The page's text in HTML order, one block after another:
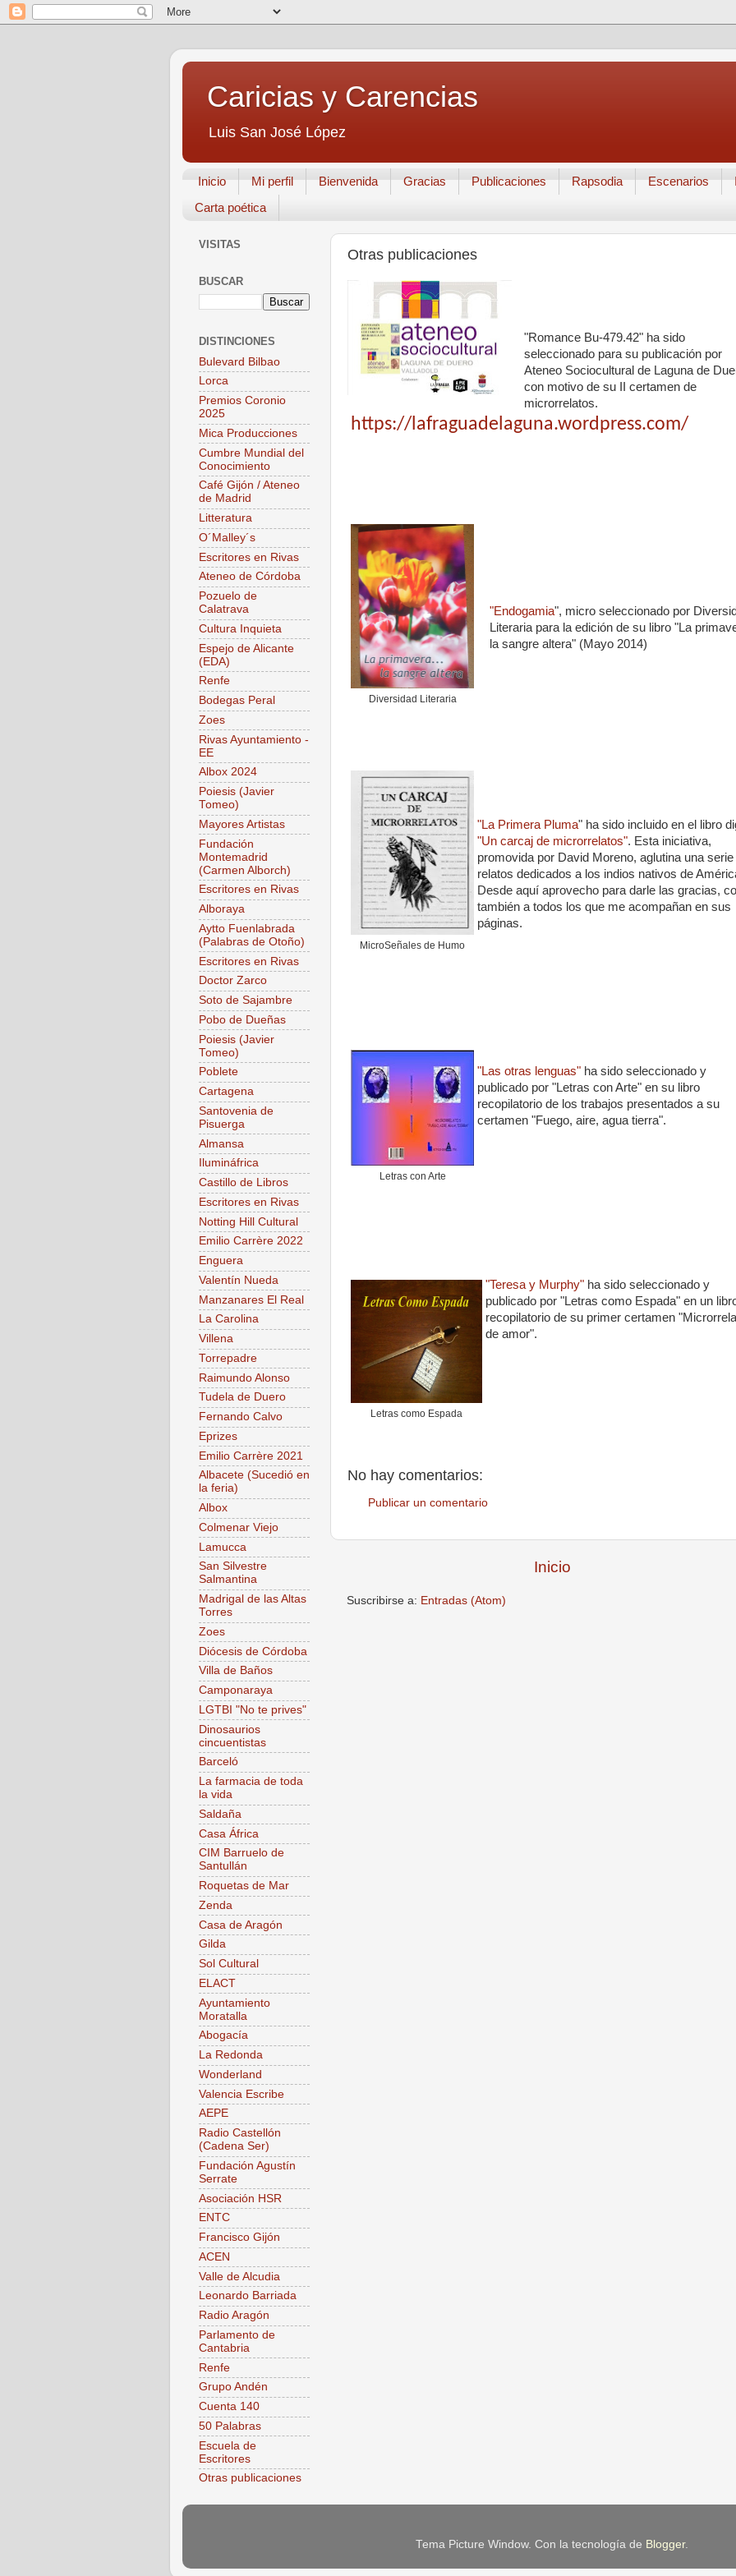
Caricias y Carencias
Luis San José López
Inicio Mi perfil Bienvenida Gracias Publicaciones Rapsodia Escenarios
Carta poética
Otras publicaciones
"Romance Bu-479.42" ha sido
seleccionado para su publicación por
Ateneo Sociocultural de Laguna de
con motivo de su II certamen de
microrrelatos.
https://lafraguadelaguna.wordpress.com/
Diversidad Literaria
"Endogamia", micro seleccionado por
Literaria para la edición de su libro "La
la sangre altera" (Mayo 2014)
MicroSeñales de Humo
"La Primera Pluma" ha sido incluido en el libro
"Un carcaj de microrrelatos". Esta iniciativa,
promovida por David Moreno, aglutina una serie
relatos dedicados a los indios nativos de
Desde aquí aprovecho para darle las gracias,
también a todos los que me acompañan en sus
páginas.
Letras con Arte
"Las otras lenguas" ha sido seleccionado y
publicado por "Letras con Arte" en su libro
recopilatorio de los trabajos presentados a su
certamen "Fuego, aire, agua tierra".
Letras como Espada
"Teresa y Murphy" ha sido seleccionado y
publicado por "Letras como Espada" en un
recopilatorio de su primer certamen
de amor".
No hay comentarios:
Publicar un comentario
Inicio
Suscribirse a: Entradas (Atom)
VISITAS
BUSCAR
DISTINCIONES
Bulevard Bilbao
Lorca
Premios Coronio
2025
Mica Producciones
Cumbre Mundial del
Conocimiento
Café Gijón / Ateneo
de Madrid
Litteratura
O´Malley´s
Escritores en Rivas
Ateneo de Córdoba
Pozuelo de
Calatrava
Cultura Inquieta
Espejo de Alicante
(EDA)
Renfe
Bodegas Peral
Zoes
Rivas Ayuntamiento -
EE
Albox 2024
Poiesis (Javier
Tomeo)
Mayores Artistas
Fundación
Montemadrid
(Carmen Alborch)
Escritores en Rivas
Alboraya
Aytto Fuenlabrada
(Palabras de Otoño)
Escritores en Rivas
Doctor Zarco
Soto de Sajambre
Pobo de Dueñas
Poiesis (Javier
Tomeo)
Poblete
Cartagena
Santovenia de
Pisuerga
Almansa
Ilumináfrica
Castillo de Libros
Escritores en Rivas
Notting Hill Cultural
Emilio Carrère 2022
Enguera
Valentín Nueda
Manzanares El Real
La Carolina
Villena
Torrepadre
Raimundo Alonso
Tudela de Duero
Fernando Calvo
Eprizes
Emilio Carrère 2021
Albacete (Sucedió en
la feria)
Albox
Colmenar Viejo
Lamucca
San Silvestre
Salmantina
Madrigal de las Altas
Torres
Zoes
Diócesis de Córdoba
Villa de Baños
Camponaraya
LGTBI "No te prives"
Dinosaurios
cincuentistas
Barceló
La farmacia de toda
la vida
Saldaña
Casa África
CIM Barruelo de
Santullán
Roquetas de Mar
Zenda
Casa de Aragón
Gilda
Sol Cultural
ELACT
Ayuntamiento
Moratalla
Abogacía
La Redonda
Wonderland
Valencia Escribe
AEPE
Radio Castellón
(Cadena Ser)
Fundación Agustín
Serrate
Asociación HSR
ENTC
Francisco Gijón
ACEN
Valle de Alcudia
Leonardo Barriada
Radio Aragón
Parlamento de
Cantabria
Renfe
Grupo Andén
Cuenta 140
50 Palabras
Escuela de
Escritores
Otras publicaciones
Tema Picture Window. Con la tecnología de Blogger.